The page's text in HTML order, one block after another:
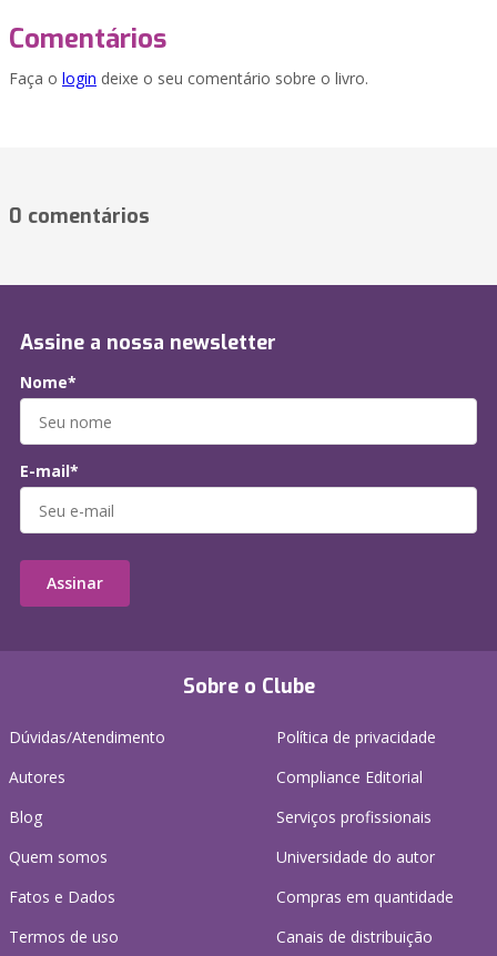
Comentários
Faça o login deixe o seu comentário sobre o livro.
0 comentários
Sobre o Clube
Dúvidas/Atendimento
Autores
Blog
Quem somos
Fatos e Dados
Termos de uso
Política de privacidade
Compliance Editorial
Serviços profissionais
Universidade do autor
Compras em quantidade
Canais de distribuição
Assine a nossa newsletter
Nome*
E-mail*
Assinar